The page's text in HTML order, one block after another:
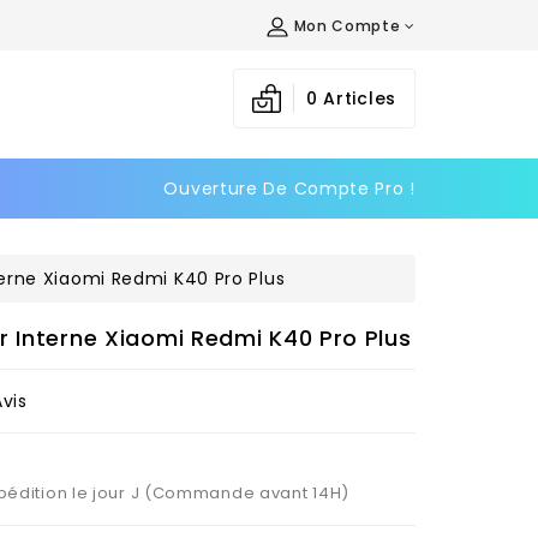
Mon Compte
0 Articles
Ouverture De Compte Pro !
Xiaomi Redmi K40 Pro Plus
Xiaomi Redmi K40 Pro Plus
le jour J (Commande avant 14H)